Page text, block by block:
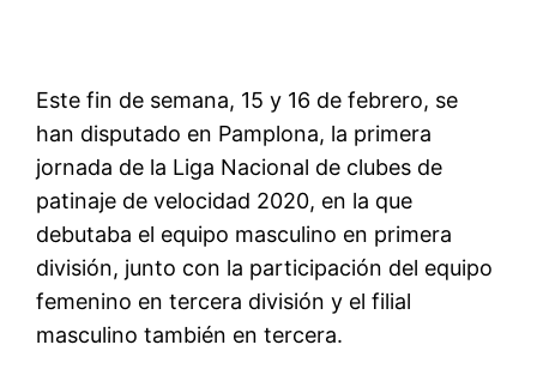
Este fin de semana, 15 y 16 de febrero, se
han disputado en Pamplona, la primera
jornada de la Liga Nacional de clubes de
patinaje de velocidad 2020, en la que
debutaba el equipo masculino en primera
división, junto con la participación del equipo
femenino en tercera división y el filial
masculino también en tercera.